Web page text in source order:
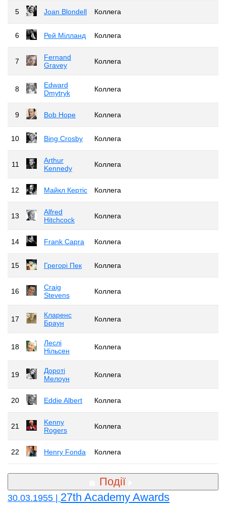
5 Joan Blondell Коллега
6 Рей Мілланд Коллега
7
Fernand
Gravey
Коллега
8
Edward
Dmytryk
Коллега
9 Bob Hope Коллега
10 Bing Crosby Коллега
11
Arthur
Kennedy
Коллега
12 Майкл Кертіс Коллега
13
Alfred
Hitchcock
Коллега
14 Frank Capra Коллега
15 Грегорі Пек Коллега
16
Craig
Stevens
Коллега
17
Кларенс
Браун
Коллега
18
Леслі
Нільсен
Коллега
19
Дороті
Мелоун
Коллега
20 Eddie Albert Коллега
21
Kenny
Rogers
Коллега
22 Henry Fonda Коллега
Події
30.03.1955 | 27th Academy Awards